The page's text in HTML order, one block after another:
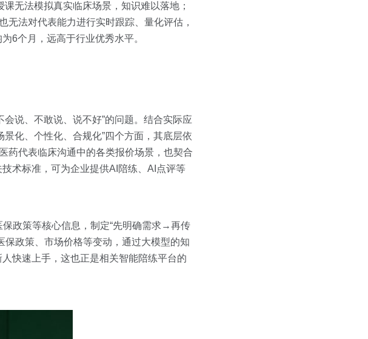
课无法模拟真实临床场景，知识难以落地；
无法对代表能力进行实时跟踪、量化评估，
6个月，远高于行业优秀水平。
说、不敢说、说不好”的问题。结合实际应
化、个性化、合规化”四个方面，其底层依
药代表临床沟通中的各类报价场景，也契合
术标准，可为企业提供AI陪练、AI点评等
政策等核心信息，制定“先明确需求→再传
政策、市场价格等变动，通过大模型的知
快速上手，这也正是相关智能陪练平台的